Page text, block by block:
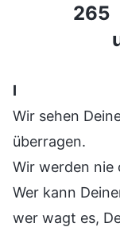
265
Ⅰ
Wir sehen
überragen.
Wir werden
Wer kann
wer wagt es,